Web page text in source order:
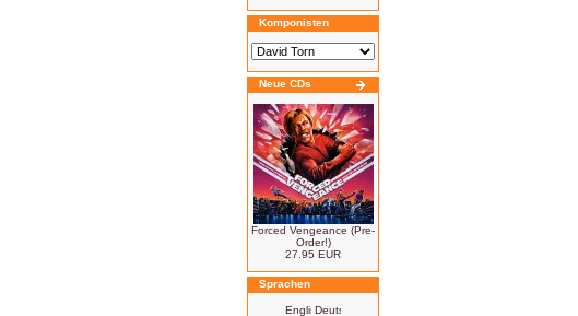
Komponisten
Neue CDs
Forced Vengeance (Pre-
Order!)
27.95 EUR
Sprachen